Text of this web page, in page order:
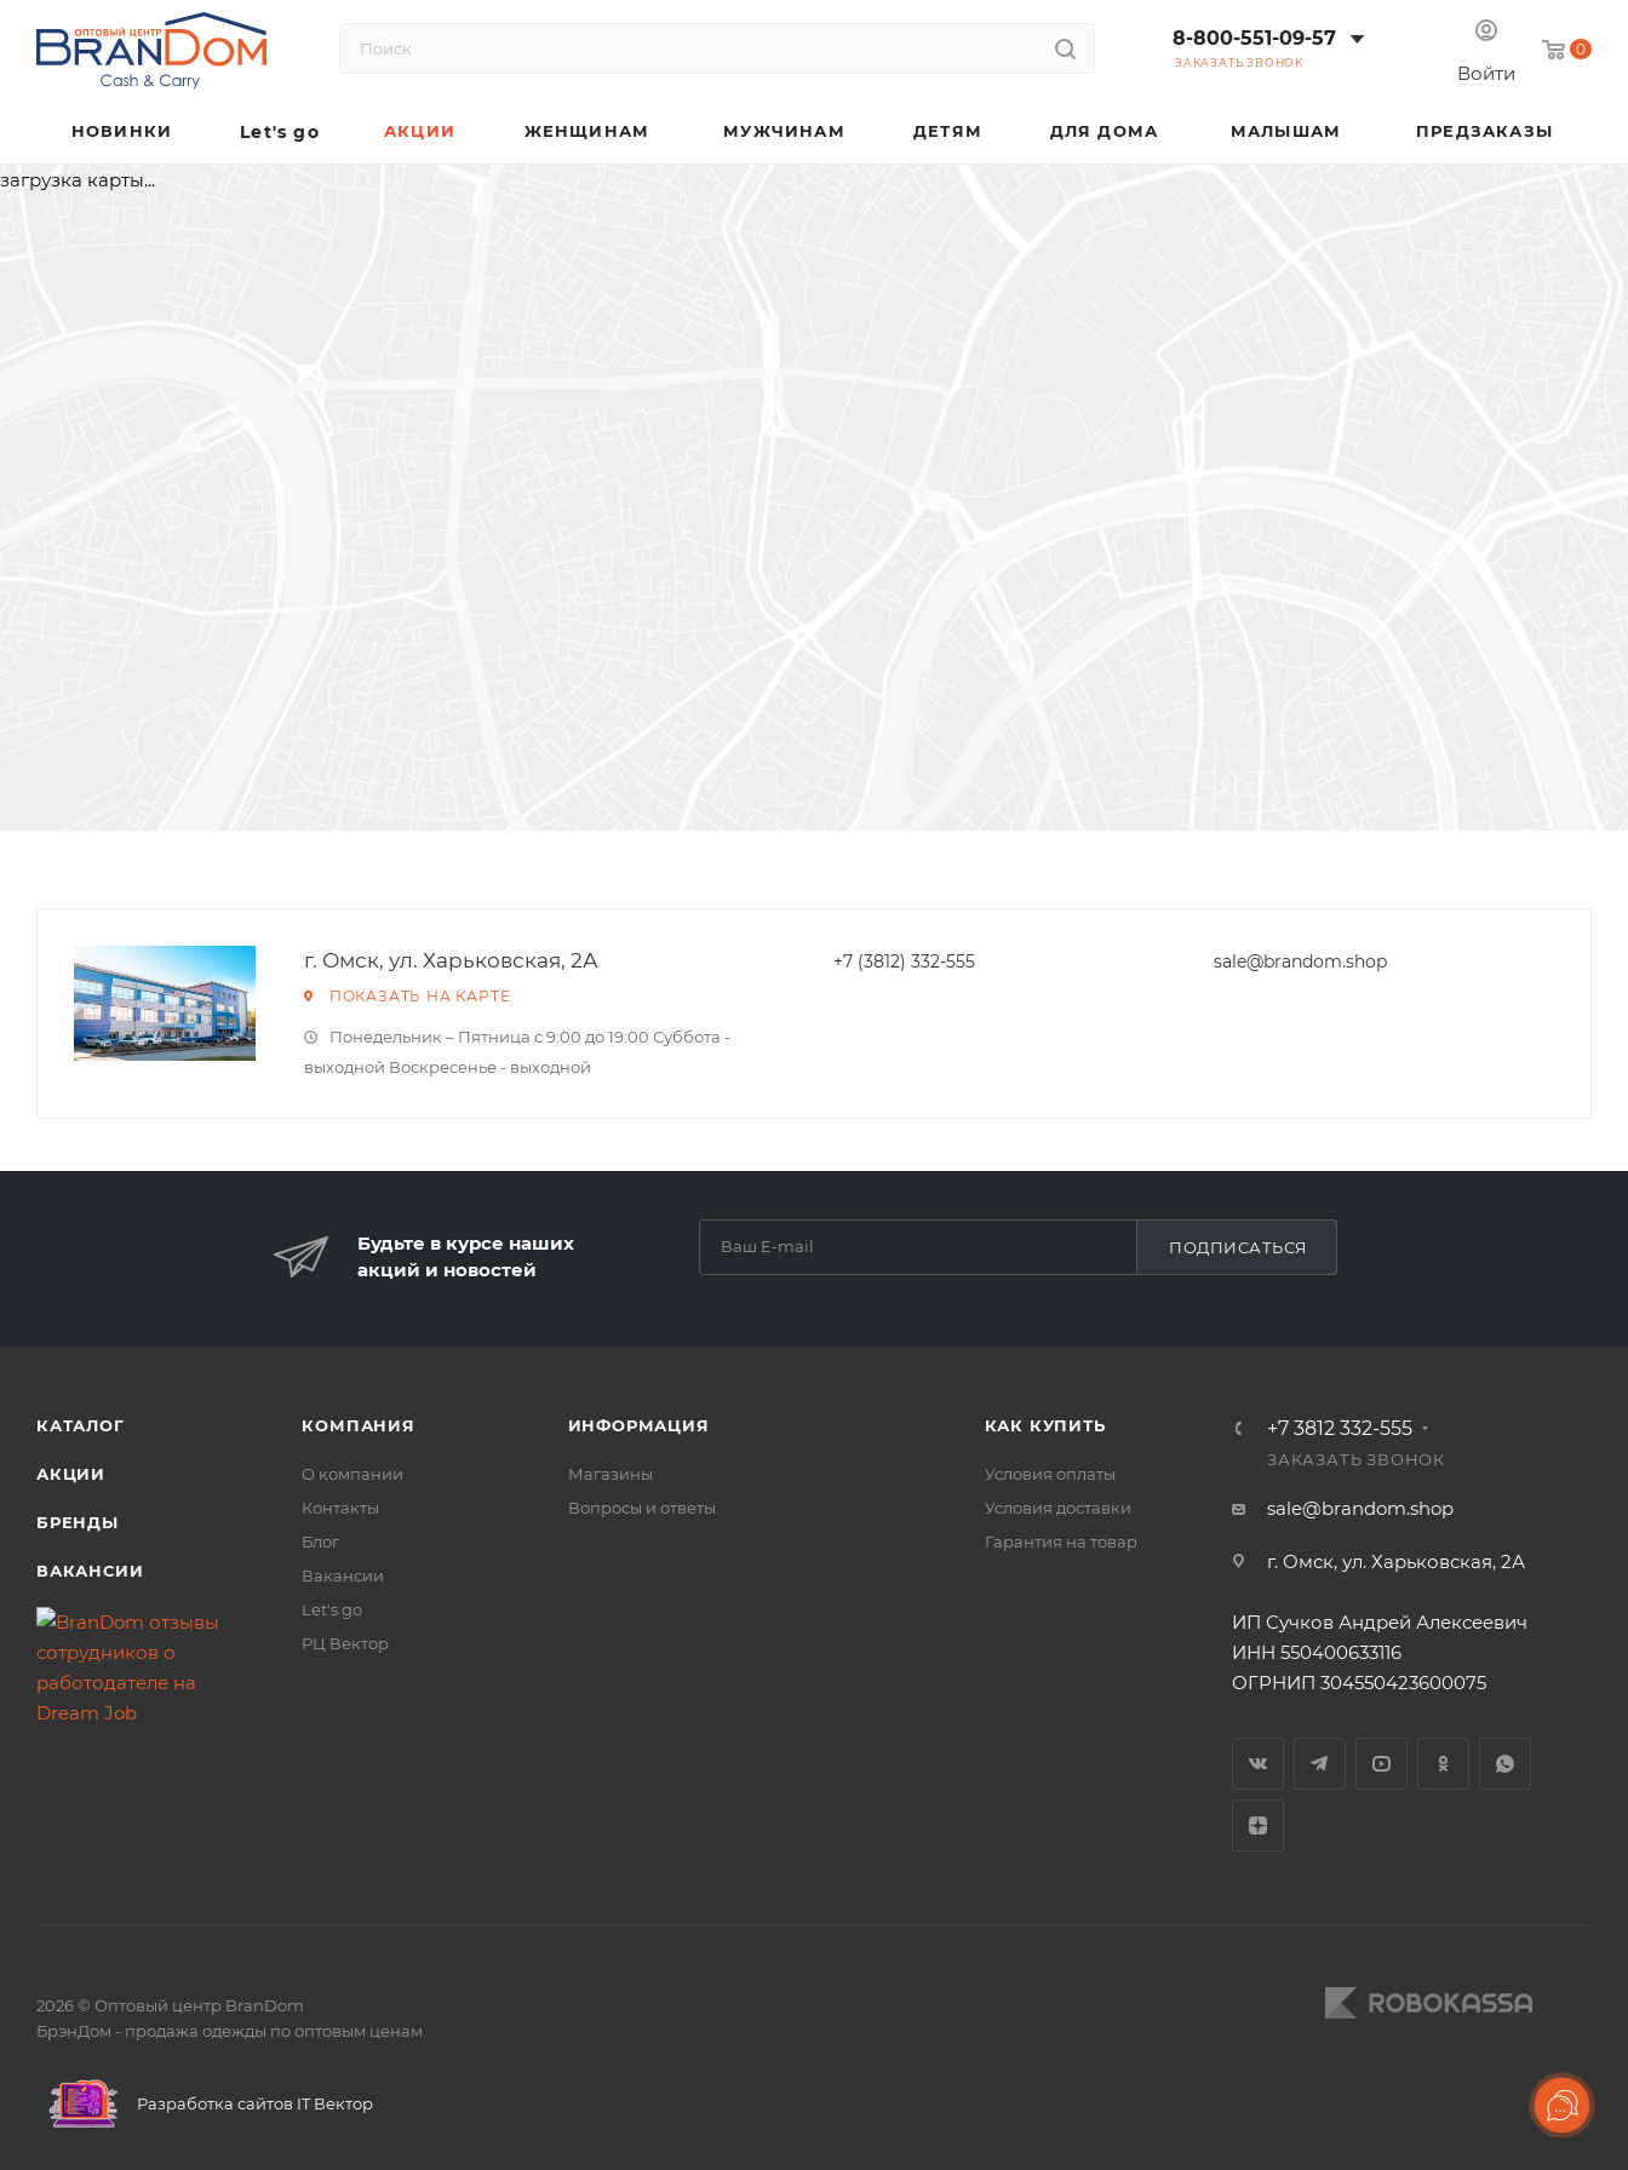
0
Войти
8-800-551-09-57
ЗАКАЗАТЬ ЗВОНОК
НОВИНКИ Let's go АКЦИИ ЖЕНЩИНАМ МУЖЧИНАМ ДЕТЯМ ДЛЯ ДОМА МАЛЫШАМ ПРЕДЗАКАЗЫ
загрузка карты...
г. Омск, ул. Харьковская, 2А
ПОКАЗАТЬ НА КАРТЕ
Понедельник – Пятница с 9:00 до 19:00 Суббота -
выходной Воскресенье - выходной
+7 (3812) 332-555 sale@brandom.shop
Будьте в курсе наших
акций и новостей
ПОДПИСАТЬСЯ
КАТАЛОГ
АКЦИИ
БРЕНДЫ
ВАКАНСИИ
КОМПАНИЯ
О компании
Контакты
Блог
Вакансии
Let's go
РЦ Вектор
ИНФОРМАЦИЯ
Магазины
Вопросы и ответы
КАК КУПИТЬ
Условия оплаты
Условия доставки
Гарантия на товар
+7 3812 332-555
ЗАКАЗАТЬ ЗВОНОК
sale@brandom.shop
г. Омск, ул. Харьковская, 2А
ИП Сучков Андрей Алексеевич
ИНН 550400633116
ОГРНИП 304550423600075
2026 © Оптовый центр BranDom
БрэнДом - продажа одежды по оптовым ценам
Разработка сайтов IT Вектор